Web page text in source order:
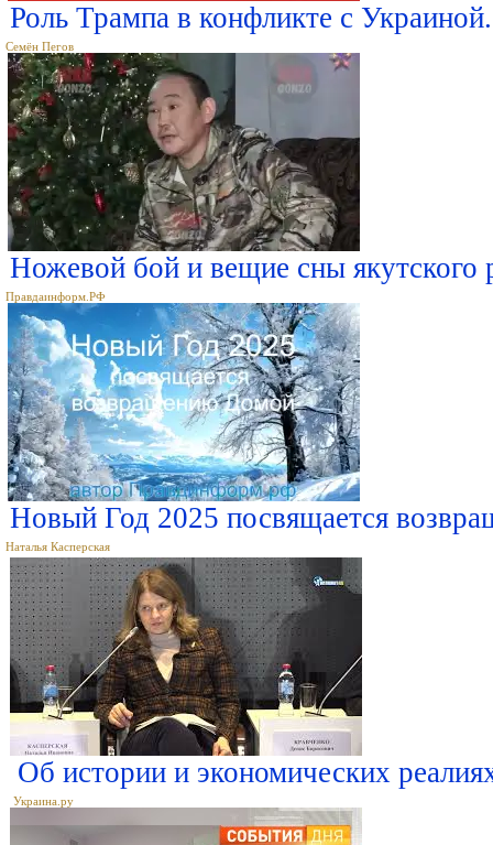
Роль Трампа в конфликте с
Семён Пегов
Ножевой бой и вещие сны якутского
Правдаинформ.РФ
Новый Год 2025 посвящается
Наталья Касперская
Об истории и экономических
Украина.ру